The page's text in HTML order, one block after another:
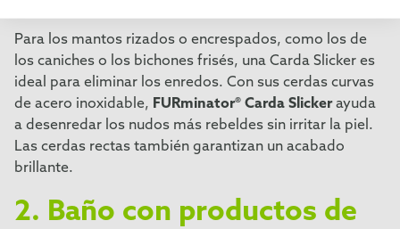
Para los mantos rizados o encrespados, como los de
los caniches o los bichones frisés, una Carda Slicker es
ideal para eliminar los enredos. Con sus cerdas curvas
de acero inoxidable, FURminator® Carda Slickerayuda
a desenredar los nudos más rebeldes sin irritar la piel.
Las cerdas rectas también garantizan un acabado
brillante.
2. Baño con productos de